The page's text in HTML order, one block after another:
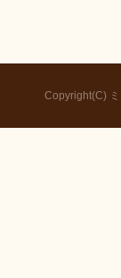
Copyright(C)